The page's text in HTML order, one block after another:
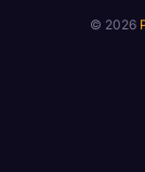
© 2026